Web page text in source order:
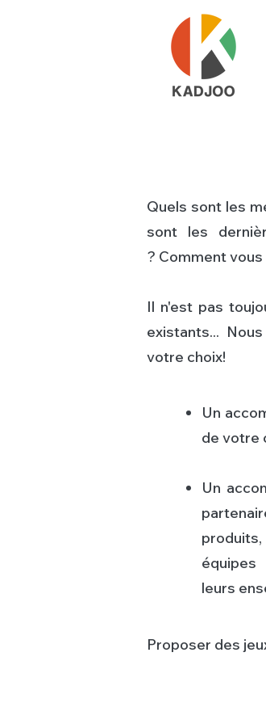
Quels sont les
sont les
? Comment
Il n'est pas
existants...
votre choix!​
Un
de votre
Un
équipes
leurs
Proposer des